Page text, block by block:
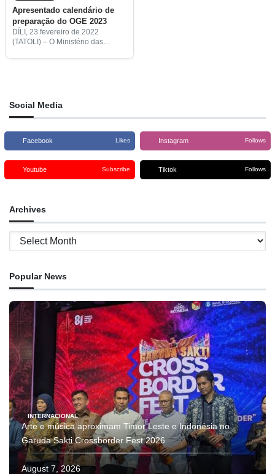
Apresentado calendário de
preparação do OGE 2023
DÍLI, 23 fevereiro de 2022
(TATOLI) – O Ministério das
Social Media
Facebook Likes Instagram Follows
Youtube Subscribe Tiktok Follows
Archives
Archives
Popular News
INTERNACIONAL
Arte e música aproximam Timor Leste e Indonésia no
Garuda Sakti Crossborder Fest 2026
August 7, 2026